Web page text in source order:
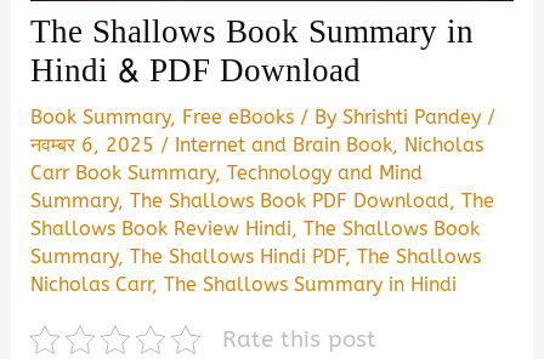
The Shallows Book Summary in
Hindi & PDF Download
Book Summary, Free eBooks / ByShrishti Pandey /
नवम्बर 6, 2025 / Internet and Brain Book, Nicholas
Carr Book Summary,Technology and Mind
Summary,The Shallows Book PDF Download,The
Shallows Book Review Hindi,The Shallows Book
Summary,The Shallows Hindi PDF,The Shallows
Nicholas Carr,The Shallows Summary in Hindi
Rate this post